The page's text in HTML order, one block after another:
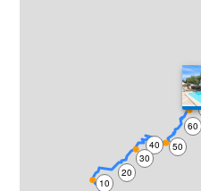
10
20
30
40 50
60